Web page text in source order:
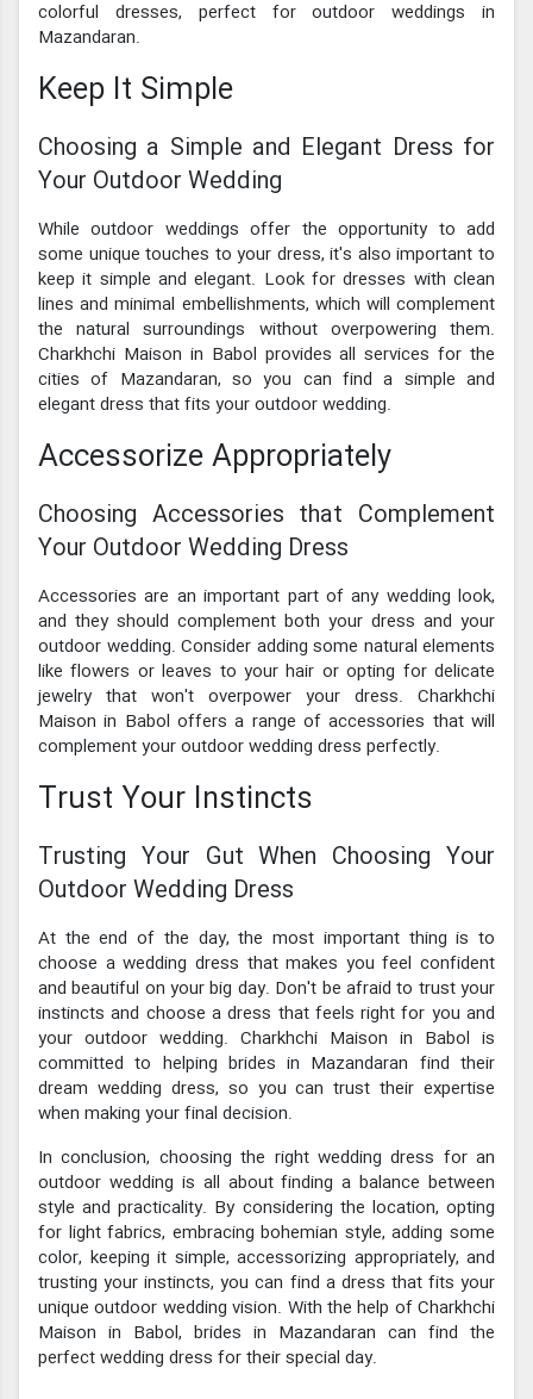
colorful dresses, perfect for outdoor weddings in
Mazandaran.
Keep It Simple
Choosing a Simple and Elegant Dress for
Your Outdoor Wedding
While outdoor weddings offer the opportunity to add
some unique touches to your dress, it's also important to
keep it simple and elegant. Look for dresses with clean
lines and minimal embellishments, which will complement
the natural surroundings without overpowering them.
Charkhchi Maison in Babol provides all services for the
cities of Mazandaran, so you can find a simple and
elegant dress that fits your outdoor wedding.
Accessorize Appropriately
Choosing Accessories that Complement
Your Outdoor Wedding Dress
Accessories are an important part of any wedding look,
and they should complement both your dress and your
outdoor wedding. Consider adding some natural elements
like flowers or leaves to your hair or opting for delicate
jewelry that won't overpower your dress. Charkhchi
Maison in Babol offers a range of accessories that will
complement your outdoor wedding dress perfectly.
Trust Your Instincts
Trusting Your Gut When Choosing Your
Outdoor Wedding Dress
At the end of the day, the most important thing is to
choose a wedding dress that makes you feel confident
and beautiful on your big day. Don't be afraid to trust your
instincts and choose a dress that feels right for you and
your outdoor wedding. Charkhchi Maison in Babol is
committed to helping brides in Mazandaran find their
dream wedding dress, so you can trust their expertise
when making your final decision.
In conclusion, choosing the right wedding dress for an
outdoor wedding is all about finding a balance between
style and practicality. By considering the location, opting
for light fabrics, embracing bohemian style, adding some
color, keeping it simple, accessorizing appropriately, and
trusting your instincts, you can find a dress that fits your
unique outdoor wedding vision. With the help of Charkhchi
Maison in Babol, brides in Mazandaran can find the
perfect wedding dress for their special day.